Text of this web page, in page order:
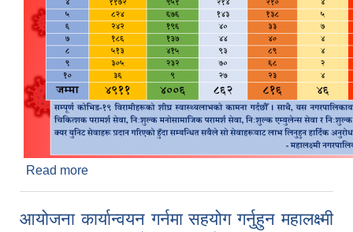
Read more
आयोजना कार्यान्वयन गर्नमा सहयोग गर्नुहुन महालक्ष्मी